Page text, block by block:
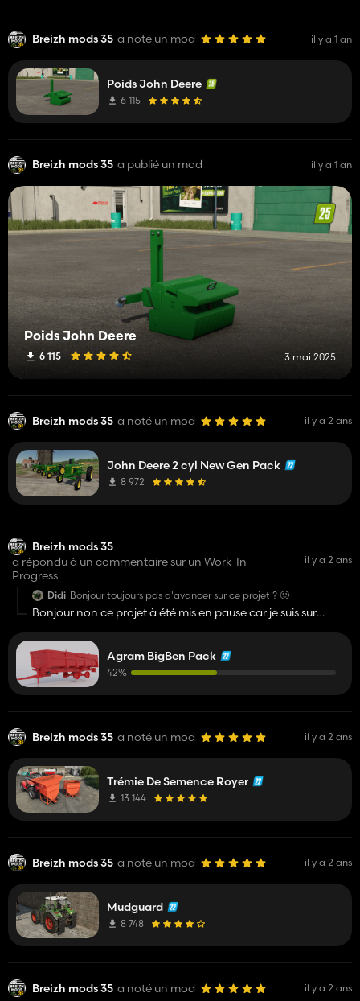
Breizh mods 35 a noté un mod il y a 1 an
Poids John Deere
6 115
Breizh mods 35 a publié un mod il y a 1 an
Poids John Deere
6 115 3 mai 2025
Breizh mods 35 a noté un mod il y a 2 ans
John Deere 2 cyl New Gen Pack
8 972
Breizh mods 35
a répondu à un commentaire sur un Work-In-
Progress
il y a 2 ans
Didi Bonjour toujours pas d'avancer sur ce projet ? 🙂
Bonjour non ce projet à été mis en pause car je suis sur
Agram BigBen Pack
42%
Breizh mods 35 a noté un mod il y a 2 ans
Trémie De Semence Royer
13 144
Breizh mods 35 a noté un mod il y a 2 ans
Mudguard
8 748
Breizh mods 35 a noté un mod il y a 2 ans